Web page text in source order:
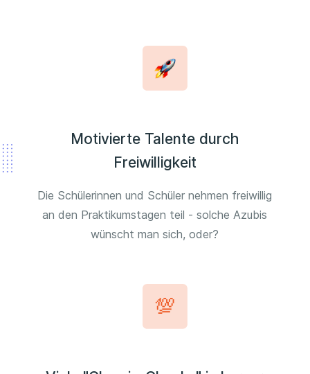
Motivierte Talente durch
Freiwilligkeit
Die Schülerinnen und Schüler nehmen freiwillig
an den Praktikumstagen teil - solche Azubis
wünscht man sich, oder?